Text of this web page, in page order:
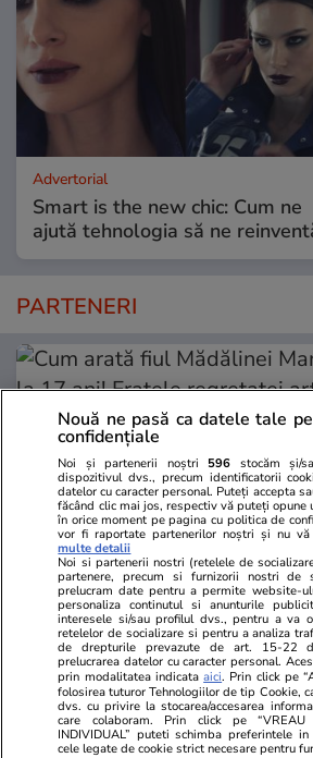
Advertorial
Smart is the new chic: Cum ne
ajută tehnologia să ne
PARTENERI
Wowbiz.ro
Cum arată fiul Mădălinei
la 17 ani! Fratele regretatei
artiste a publicat o fotografie
premieră cu Petru Mircea Jr.
Nouă ne pasă ca datele tale
confidențiale
Noi și partenerii noștri 596 stocăm și/
dispozitivul dvs., precum identificatorii
datelor cu caracter personal. Puteți accepta
făcând clic mai jos, respectiv vă puteți
în orice moment pe pagina cu politica de
vor fi raportate partenerilor noștri și nu vă
multe detalii
Noi si partenerii nostri (retelele de
partenere, precum si furnizorii nostri de
prelucram date pentru a permite website-
personaliza continutul si anunturile
interesele si/sau profilul dvs., pentru a va
retelelor de socializare si pentru a analiza
de drepturile prevazute de art. 15-22
prelucrarea datelor cu caracter personal.
prin modalitatea indicataaici. Prin click pe
folosirea tuturor Tehnologiilor de tip Cookie,
dvs. cu privire la stocarea/accesarea
care colaboram. Prin click pe “VREAU
INDIVIDUAL” puteti schimba preferintele
cele legate de cookie strict necesare pentru